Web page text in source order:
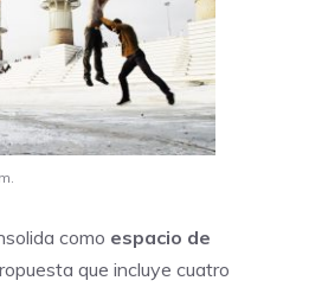
como espacio de
que incluye cuatro